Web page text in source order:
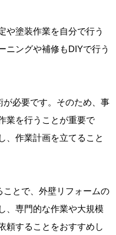
や塗装作業を自分で行う
ニングや補修もDIYで行う
必要です。そのため、事
業を行うことが重要で
、作業計画を立てること
とで、外壁リフォームの
、専門的な作業や大規模
頼することをおすすめし